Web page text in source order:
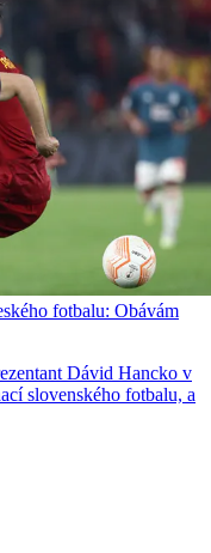
fotbalu: Obávám
Dávid Hancko v
slovenského fotbalu, a